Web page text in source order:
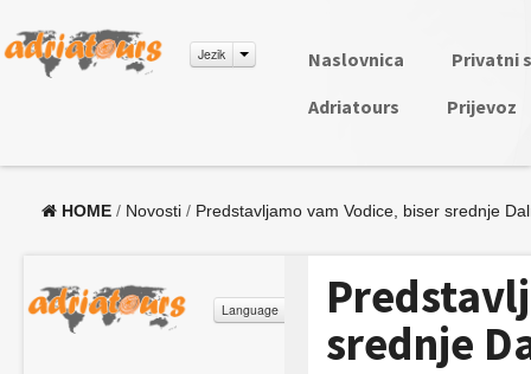
Jezik Naslovnica
Privatni
Adriatours
Prijevoz
HOME / Novosti / Predstavljamo vam Vodice, biser srednje
srednje